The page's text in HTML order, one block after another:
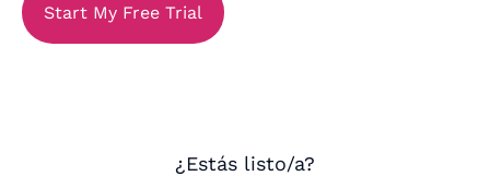
Start My Free Trial
¿Estás listo/a?